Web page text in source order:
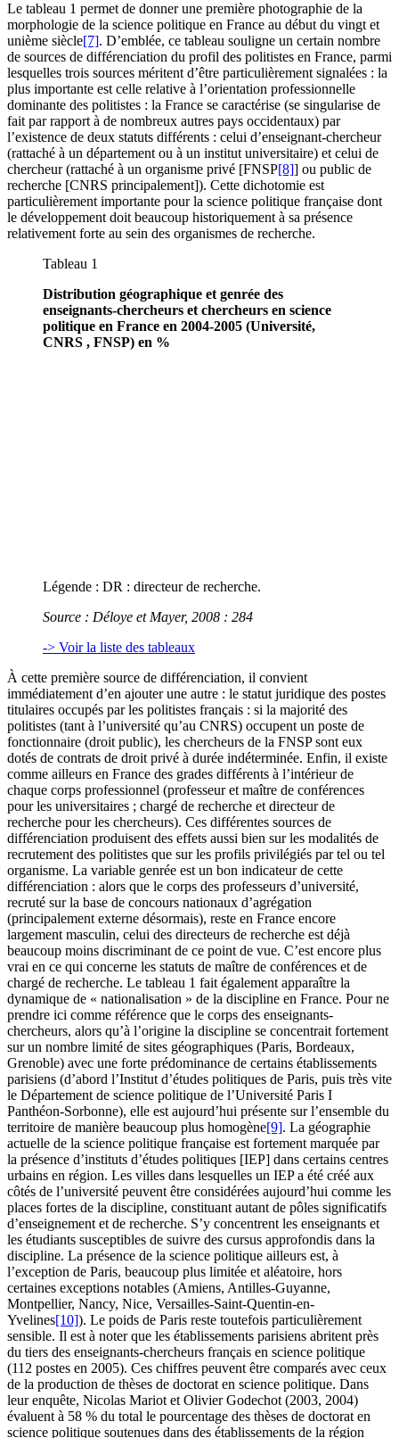
Le tableau 1 permet de donner une première photographie de la
morphologie de la science politique en France au début du vingt et
unième siècle[7]. D’emblée, ce tableau souligne un certain nombre
de sources de différenciation du profil des politistes en France, parmi
lesquelles trois sources méritent d’être particulièrement signalées : la
plus importante est celle relative à l’orientation professionnelle
dominante des politistes : la France se caractérise (se singularise de
fait par rapport à de nombreux autres pays occidentaux) par
l’existence de deux statuts différents : celui d’enseignant-chercheur
(rattaché à un département ou à un institut universitaire) et celui de
chercheur (rattaché à un organisme privé [FNSP[8]] ou public de
recherche [CNRS principalement]). Cette dichotomie est
particulièrement importante pour la science politique française dont
le développement doit beaucoup historiquement à sa présence
relativement forte au sein des organismes de recherche.
Tableau 1
Distribution géographique et genrée des
enseignants-chercheurs et chercheurs en science
politique en France en 2004-2005 (Université,
CNRS , FNSP) en %
Légende : DR : directeur de recherche.
Source : Déloye et Mayer, 2008 : 284
-> Voir la liste des tableaux
À cette première source de différenciation, il convient
immédiatement d’en ajouter une autre : le statut juridique des postes
titulaires occupés par les politistes français : si la majorité des
politistes (tant à l’université qu’au CNRS) occupent un poste de
fonctionnaire (droit public), les chercheurs de la FNSP sont eux
dotés de contrats de droit privé à durée indéterminée. Enfin, il existe
comme ailleurs en France des grades différents à l’intérieur de
chaque corps professionnel (professeur et maître de conférences
pour les universitaires ; chargé de recherche et directeur de
recherche pour les chercheurs). Ces différentes sources de
différenciation produisent des effets aussi bien sur les modalités de
recrutement des politistes que sur les profils privilégiés par tel ou tel
organisme. La variable genrée est un bon indicateur de cette
différenciation : alors que le corps des professeurs d’université,
recruté sur la base de concours nationaux d’agrégation
(principalement externe désormais), reste en France encore
largement masculin, celui des directeurs de recherche est déjà
beaucoup moins discriminant de ce point de vue. C’est encore plus
vrai en ce qui concerne les statuts de maître de conférences et de
chargé de recherche. Le tableau 1 fait également apparaître la
dynamique de « nationalisation » de la discipline en France. Pour ne
prendre ici comme référence que le corps des enseignants-
chercheurs, alors qu’à l’origine la discipline se concentrait fortement
sur un nombre limité de sites géographiques (Paris, Bordeaux,
Grenoble) avec une forte prédominance de certains établissements
parisiens (d’abord l’Institut d’études politiques de Paris, puis très vite
le Département de science politique de l’Université Paris I
Panthéon-Sorbonne), elle est aujourd’hui présente sur l’ensemble du
territoire de manière beaucoup plus homogène[9]. La géographie
actuelle de la science politique française est fortement marquée par
la présence d’instituts d’études politiques [IEP] dans certains centres
urbains en région. Les villes dans lesquelles un IEP a été créé aux
côtés de l’université peuvent être considérées aujourd’hui comme les
places fortes de la discipline, constituant autant de pôles significatifs
d’enseignement et de recherche. S’y concentrent les enseignants et
les étudiants susceptibles de suivre des cursus approfondis dans la
discipline. La présence de la science politique ailleurs est, à
l’exception de Paris, beaucoup plus limitée et aléatoire, hors
certaines exceptions notables (Amiens, Antilles-Guyanne,
Montpellier, Nancy, Nice, Versailles-Saint-Quentin-en-
Yvelines[10]). Le poids de Paris reste toutefois particulièrement
sensible. Il est à noter que les établissements parisiens abritent près
du tiers des enseignants-chercheurs français en science politique
(112 postes en 2005). Ces chiffres peuvent être comparés avec ceux
de la production de thèses de doctorat en science politique. Dans
leur enquête, Nicolas Mariot et Olivier Godechot (2003, 2004)
évaluent à 58 % du total le pourcentage des thèses de doctorat en
science politique soutenues dans des établissements de la région